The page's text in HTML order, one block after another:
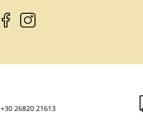
+30 26820 21613